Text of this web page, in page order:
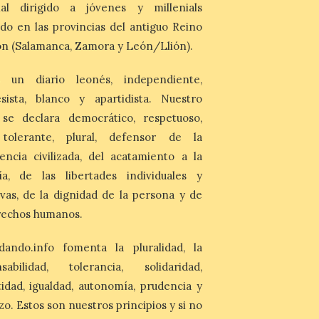
Última llamada: Eclipse
total del 12 de agosto.
Dónde alojarse y a qué
precio
7 Ago 2026
León es la provincia más
económica (116€/noche),
pero también una de las
más agotadas: solo un 4%
de alojamientos libres.
Zamora, Palencia y Álava son las
provincias con menos margen: apenas un
1% de los alojamientos siguen libres para
esas […]
de reservas hoteleras y
precios desorbitados,
según SiteMinder
7 Ago 2026
dirigido a jóvenes y millenials
en las provincias del antiguo Reino
(Salamanca, Zamora y León/Llión).
un diario leonés, independiente,
blanco y apartidista. Nuestro
declara democrático, respetuoso,
tolerante, plural, defensor de la
civilizada, del acatamiento a la
de las libertades individuales y
de la dignidad de la persona y de
humanos.
fomenta la pluralidad, la
tolerancia, solidaridad,
igualdad, autonomía, prudencia y
Estos son nuestros principios y si no